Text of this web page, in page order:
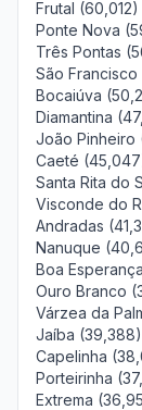
Frutal (60,012)
Ponte Nova
Três Pontas
São
Bocaiúva
Diamantina
João Pinheiro
Caeté
Santa Rita do
Visconde do
Andradas
Nanuque
Boa
Ouro Branco
Várzea da
Jaíba (39,388)
Capelinha
Porteirinha
Extrema